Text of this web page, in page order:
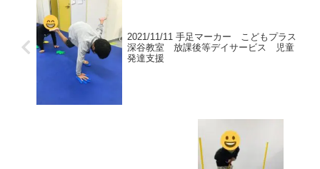
2021/11/11 手足マーカー こどもプラス
深谷教室 放課後等デイサービス 児童
発達支援